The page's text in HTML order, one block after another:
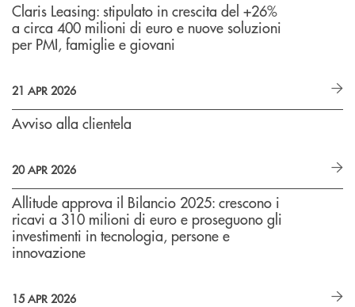
Claris Leasing: stipulato in crescita del +26%
a circa 400 milioni di euro e nuove soluzioni
per PMI, famiglie e giovani
21 APR 2026
Avviso alla clientela
20 APR 2026
Allitude approva il Bilancio 2025: crescono i
ricavi a 310 milioni di euro e proseguono gli
investimenti in tecnologia, persone e
innovazione
15 APR 2026